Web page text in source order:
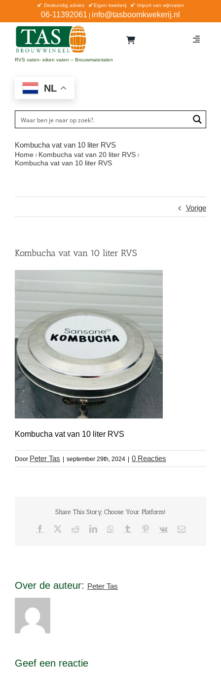
inhoud
06-11392061 info@tasboomkwekerij.nl
Deskundig advies Eigen kwekerij Import van wijnvaten
Toggle
Home
Catalogus
Aanbiedingen
Winkel Waddinxveen
RVS vaten- eiken vaten – Brouwmaterialen
NL
Kombucha vat van 10 liter RVS
Home
Kombucha vat van 20 liter RVS
Kombucha vat van 10 liter RVS
Vorige
Kombucha vat van 10 liter RVS
Kombucha vat van 10 liter RVS
Door Peter Tas september 29th, 2024 0 Reacties
Share This Story, Choose Your Platform!
Facebook RedditLinkedInWhatsApp
Tumblr Pinterest
Vk
E-
Over de auteur: Peter Tas
Geef een reactie